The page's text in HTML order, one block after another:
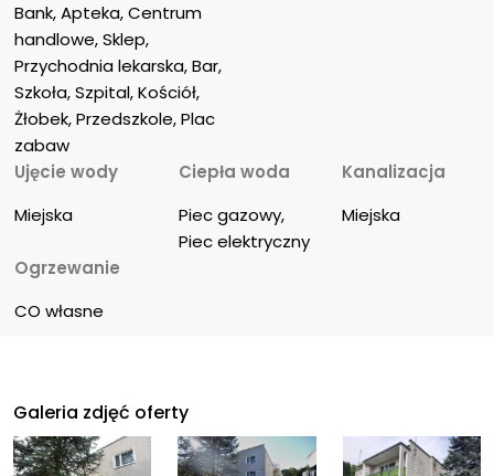
Bank, Apteka, Centrum
handlowe, Sklep,
Przychodnia lekarska, Bar,
Szkoła, Szpital, Kościół,
Żłobek, Przedszkole, Plac
zabaw
Ujęcie wody
Miejska
Ciepła woda
Piec gazowy,
Piec elektryczny
Kanalizacja
Miejska
Ogrzewanie
CO własne
Galeria zdjęć oferty